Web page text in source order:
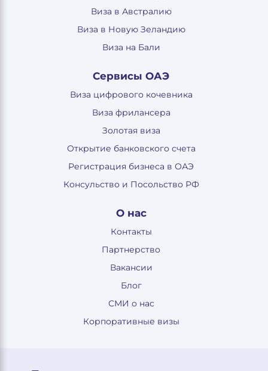
Виза в Австралию
Виза в Новую Зеландию
Виза на Бали
Сервисы ОАЭ
Виза цифрового кочевника
Виза фрилансера
Золотая виза
Открытие банковского счета
Регистрация бизнеса в ОАЭ
Консульство и Посольство РФ
О нас
Контакты
Партнерство
Вакансии
Блог
СМИ о нас
Корпоративные визы